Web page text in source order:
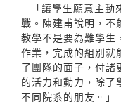
「讓學生願意主
戰。陳建甫說明，不
教學不是要為難學生
作業，完成的組別就
了團隊的面子，付諸
的活力和動力，除了
不同院系的朋友。」